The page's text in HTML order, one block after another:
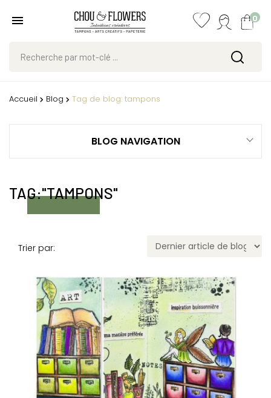
0
Accueil Blog Tag de blog: tampons
BLOG NAVIGATION
TAG:"TAMPONS"
Trier par: